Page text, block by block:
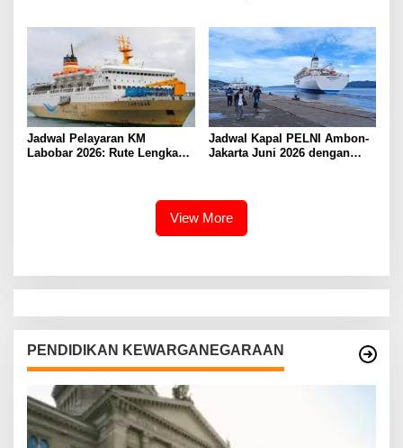
Jadwal Pelayaran KM
Labobar 2026: Rute Lengkap
Jadwal Kapal PELNI Ambon-
Jakarta Juni 2026 dengan
View More
PENDIDIKAN KEWARGANEGARAAN